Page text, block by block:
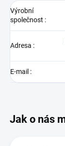
Výrobní
společnost :
Adresa :
E-mail :